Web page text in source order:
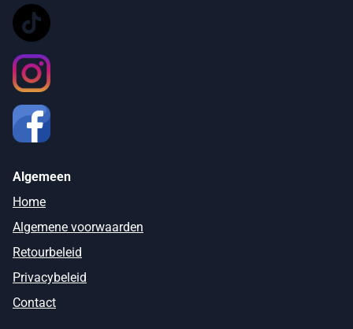
Algemeen
Home
Algemene voorwaarden
Retourbeleid
Privacybeleid
Contact